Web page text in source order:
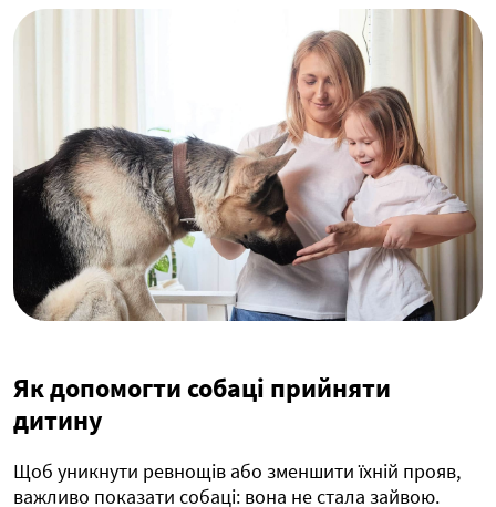
Як допомогти собаці прийняти
дитину
Щоб уникнути ревнощів або зменшити їхній прояв,
важливо показати собаці: вона не стала зайвою.